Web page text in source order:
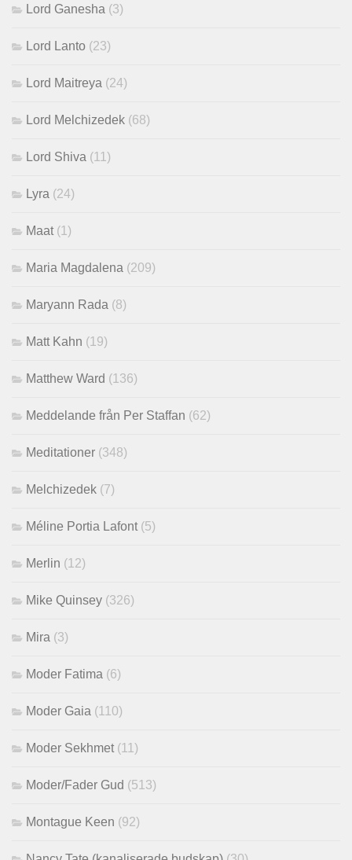
Lord Ganesha (3)
Lord Lanto (23)
Lord Maitreya (24)
Lord Melchizedek (68)
Lord Shiva (11)
Lyra (24)
Maat (1)
Maria Magdalena (209)
Maryann Rada (8)
Matt Kahn (19)
Matthew Ward (136)
Meddelande från Per Staffan (62)
Meditationer (348)
Melchizedek (7)
Méline Portia Lafont (5)
Merlin (12)
Mike Quinsey (326)
Mira (3)
Moder Fatima (6)
Moder Gaia (110)
Moder Sekhmet (11)
Moder/Fader Gud (513)
Montague Keen (92)